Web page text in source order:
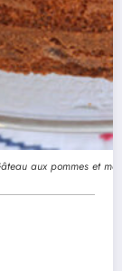
aux pommes et